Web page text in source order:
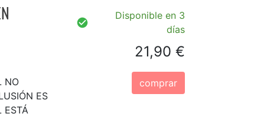
NO
ES
ESTÁ
Disponible en 3
días
21,90 €
comprar